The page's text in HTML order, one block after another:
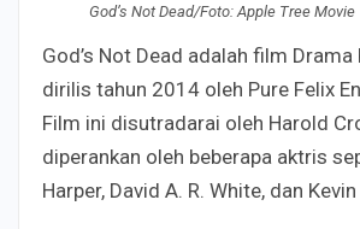
God’s Not Dead/Foto: Apple Tree Movie
God’s Not Dead adalah film
dirilis tahun 2014 oleh Pure Felix
Film ini disutradarai oleh Harold
diperankan oleh beberapa aktris
Harper, David A. R. White, dan